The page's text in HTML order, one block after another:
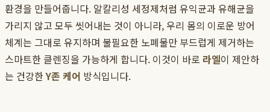
환경을 만들어줍니다. 알칼리성 세정제처럼 유익균과 유해균을
가리지 않고 모두 씻어내는 것이 아니라, 우리 몸의 이로운 방어
체계는 그대로 유지하며 불필요한 노폐물만 부드럽게 제거하는
스마트한 클렌징을 가능하게 합니다. 이것이 바로 라엘이 제안하
는 건강한Y존 케어 방식입니다.